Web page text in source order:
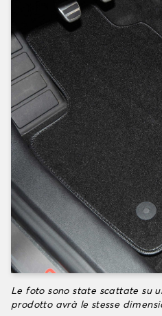
Le foto sono state scattate su
prodotto avrà le stesse